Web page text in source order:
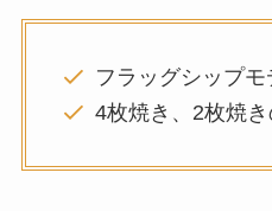
フラッグシップ
4枚焼き、2枚焼